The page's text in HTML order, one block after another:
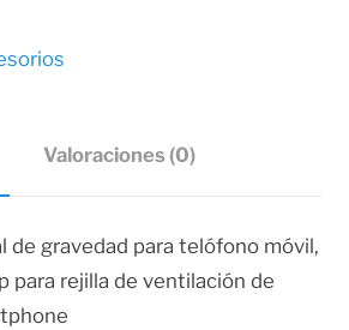
Valoraciones (0)
de gravedad para telófono móvil,
para rejilla de ventilación de